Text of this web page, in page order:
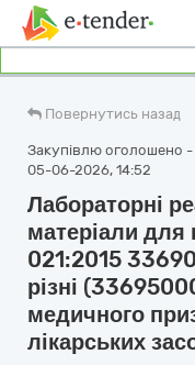
Повернутись назад
Закупівлю оголошено -
05-06-2026, 14:52
Лабораторні
матеріали для
021:2015
різні
медичного
лікарських